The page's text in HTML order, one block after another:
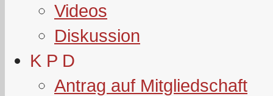
Videos
Diskussion
K P D
Antrag auf Mitgliedschaft